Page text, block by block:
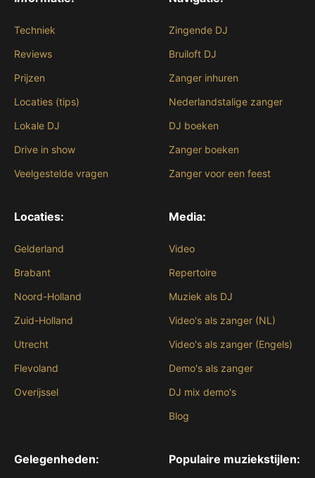
Techniek
Reviews
Prijzen
Locaties (tips)
Lokale DJ
Drive in show
Veelgestelde vragen
Zingende DJ
Bruiloft DJ
Zanger inhuren
Nederlandstalige zanger
DJ boeken
Zanger boeken
Zanger voor een feest
Locaties:
Gelderland
Brabant
Noord-Holland
Zuid-Holland
Utrecht
Flevoland
Overijssel
Media:
Video
Repertoire
Muziek als DJ
Video's als zanger (NL)
Video's als zanger (Engels)
Demo's als zanger
DJ mix demo's
Blog
Gelegenheden: Populaire muziekstijlen: